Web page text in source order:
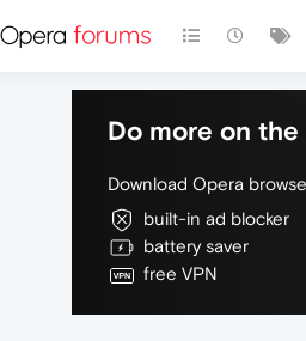
Do more on
Download Opera
built-in ad blocker
battery saver
free VPN